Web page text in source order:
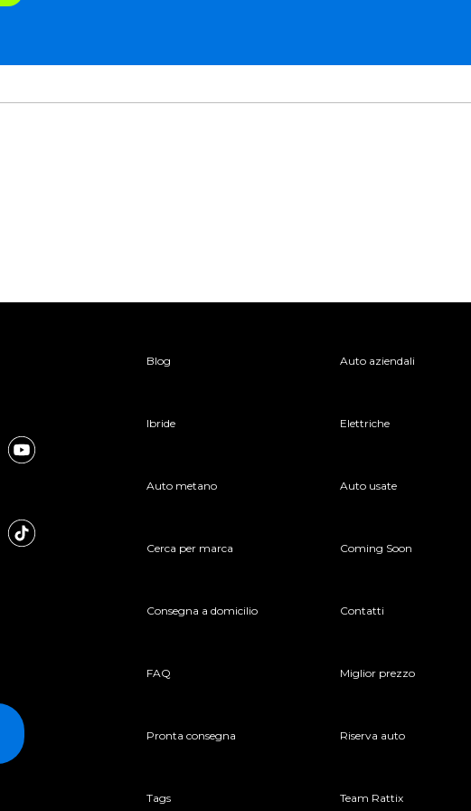
Blog Auto aziendali
Ibride Elettriche
Auto metano Auto usate
Cerca per marca Coming Soon
Consegna a domicilio Contatti
FAQ Miglior prezzo
Pronta consegna Riserva auto
Tags Team Rattix